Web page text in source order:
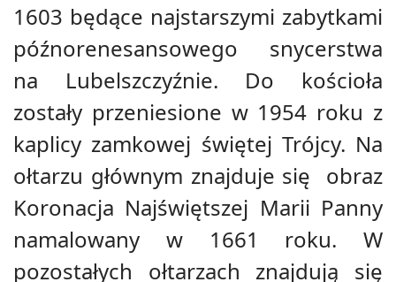
1603 będące najstarszymi zabytkami
późnorenesansowego snycerstwa
na Lubelszczyźnie. Do kościoła
zostały przeniesione w 1954 roku z
kaplicy zamkowej świętej Trójcy. Na
ołtarzu głównym znajduje się obraz
Koronacja Najświętszej Marii Panny
namalowany w 1661 roku. W
pozostałych ołtarzach znajdują się